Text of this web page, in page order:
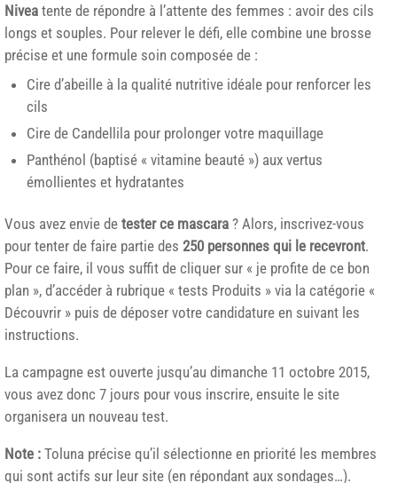
Nivea tente de répondre à l’attente des femmes : avoir des cils
longs et souples. Pour relever le défi, elle combine une brosse
précise et une formule soin composée de :
Cire d’abeille à la qualité nutritive idéale pour renforcer les
cils
Cire de Candellila pour prolonger votre maquillage
Panthénol (baptisé « vitamine beauté ») aux vertus
émollientes et hydratantes
Vous avez envie de tester ce mascara ? Alors, inscrivez-vous
pour tenter de faire partie des 250 personnes qui le recevront.
Pour ce faire, il vous suffit de cliquer sur « je profite de ce bon
plan », d’accéder à rubrique « tests Produits » via la catégorie «
Découvrir » puis de déposer votre candidature en suivant les
instructions.
La campagne est ouverte jusqu’au dimanche 11 octobre 2015,
vous avez donc 7 jours pour vous inscrire, ensuite le site
organisera un nouveau test.
Note : Toluna précise qu’il sélectionne en priorité les membres
qui sont actifs sur leur site (en répondant aux sondages…).